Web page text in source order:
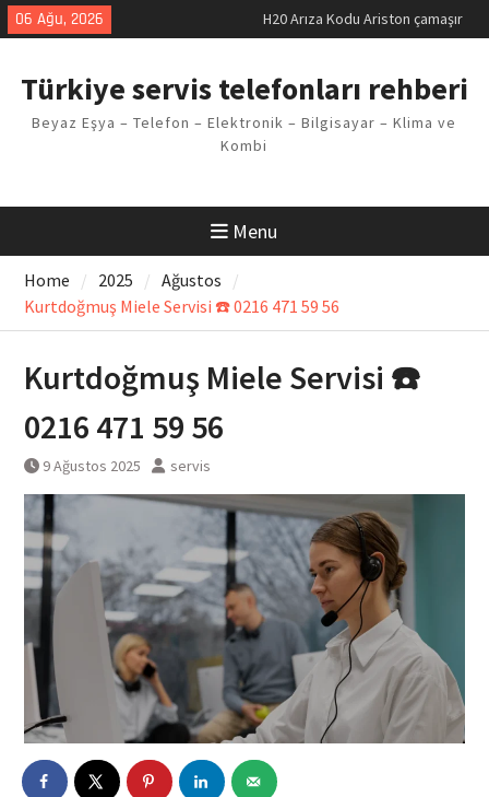
Skip
to
06 Ağu, 2026
LG kombi E2 Arızası Çözümü
Arçelik buzdolabı F5 Hatası
Vaillant çamaşır makinesi E03
Arıza Kodu
Ferroli klima E3 Arızası Çözümü
Türkiye servis telefonları rehberi
Beyaz Eşya – Telefon – Elektronik – Bilgisayar – Klima ve
Kombi
Menu
Home 2025
Ağustos
Kurtdoğmuş Miele Servisi ☎️ 0216 471 59 56
Kurtdoğmuş Miele Servisi ☎️
0216 471 59 56
9 Ağustos 2025 servis